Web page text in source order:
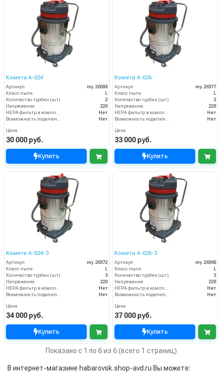
Комета A-024
Артикул
my.26388
Класс пыли
L
Количество турбин (шт)
2
Напряжение
220
HEPA фильтр в комплекте
Нет
Возможность подключения электрощетки
Нет
Цена
30 000 руб.
Купить
Комета А-026
Артикул
my.26377
Класс пыли
L
Количество турбин (шт)
2
Напряжение
220
HEPA фильтр в комплекте
Нет
Возможность подключения электрощетки
Нет
Цена
33 000 руб.
Купить
Комета А-024-3
Артикул
my.26372
Класс пыли
L
Количество турбин (шт)
3
Напряжение
220
HEPA фильтр в комплекте
Нет
Возможность подключения электрощетки
Нет
Цена
34 000 руб.
Купить
Комета А-026-3
Артикул
my.26360
Класс пыли
L
Количество турбин (шт)
3
Напряжение
220
HEPA фильтр в комплекте
Нет
Возможность подключения электрощетки
Нет
Цена
37 000 руб.
Купить
Показано с 1 по 6 из 6 (всего 1 страниц)
В интернет-магазине habarovsk.shop-avd.ru Вы можете: